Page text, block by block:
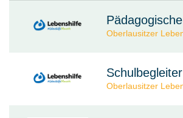
Oberlausitzer
Oberlausitzer